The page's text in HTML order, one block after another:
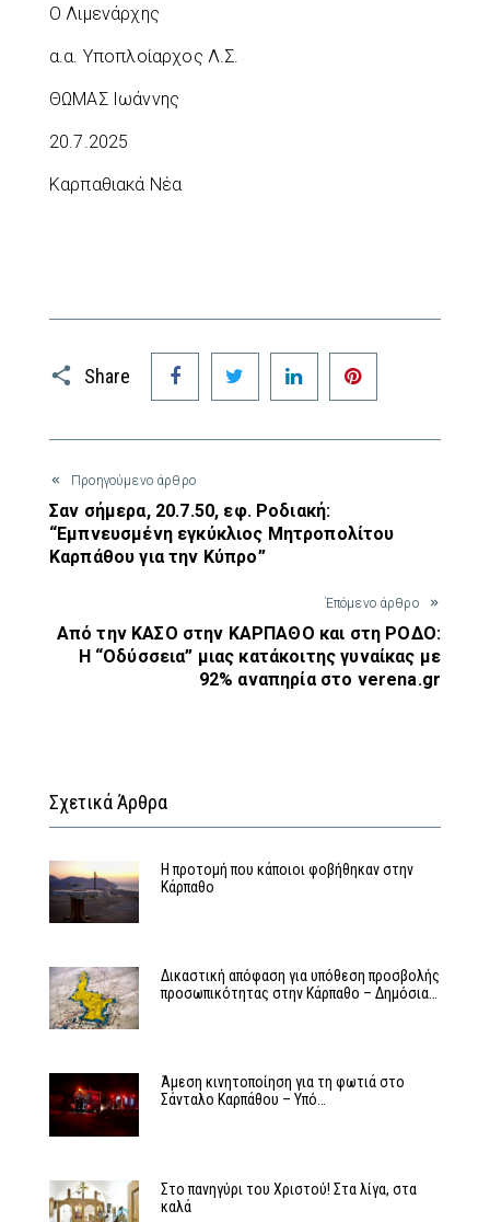
Ο Λιμενάρχης
α.α. Υποπλοίαρχος Λ.Σ.
ΘΩΜΑΣ Ιωάννης
20.7.2025
Καρπαθιακά Νέα
Share
Facebook Twitter LinkedIn
Προηγούμενο άρθρο
Σαν σήμερα, 20.7.50, εφ. Ροδιακή:
“Εμπνευσμένη εγκύκλιος Μητροπολίτου
Καρπάθου για την Κύπρο”
Έπόμενο άρθρο
Από την ΚΑΣΟ στην ΚΑΡΠΑΘΟ και στη ΡΟΔΟ:
Η “Οδύσσεια” μιας κατάκοιτης γυναίκας με
92% αναπηρία στο verena.gr
Σχετικά Άρθρα
Η προτομή που κάποιοι φοβήθηκαν στην
Κάρπαθο
Δικαστική απόφαση για υπόθεση προσβολής
προσωπικότητας στην Κάρπαθο – Δημόσια…
Άμεση κινητοποίηση για τη φωτιά στο
Σάνταλο Καρπάθου – Υπό…
Στο πανηγύρι του Χριστού! Στα λίγα, στα
καλά